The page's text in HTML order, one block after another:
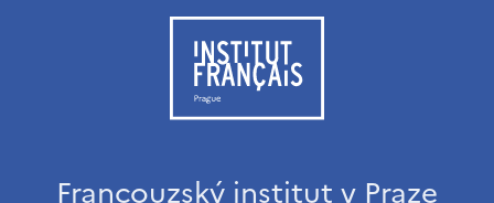
Francouzský institut v Praze